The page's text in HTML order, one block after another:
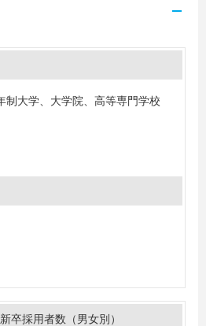
制大学、大学院、高等専門学校
卒採用者数（男女別）